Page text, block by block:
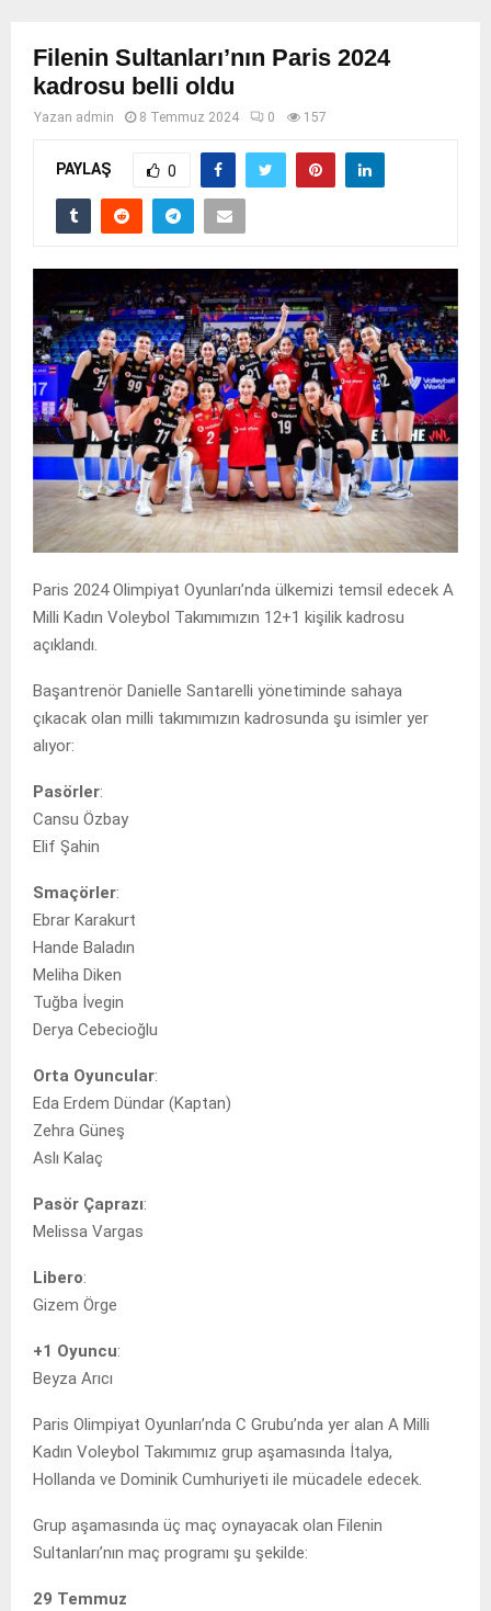
Filenin Sultanları’nın Paris 2024
kadrosu belli oldu
Yazan admin 8 Temmuz 2024 0 157
PAYLAŞ 0
Paris 2024 Olimpiyat Oyunları’nda ülkemizi temsil edecek A
Milli Kadın Voleybol Takımımızın 12+1 kişilik kadrosu
açıklandı.
Başantrenör Danielle Santarelli yönetiminde sahaya
çıkacak olan milli takımımızın kadrosunda şu isimler yer
alıyor:
Pasörler:
Cansu Özbay
Elif Şahin
Smaçörler:
Ebrar Karakurt
Hande Baladın
Meliha Diken
Tuğba İvegin
Derya Cebecioğlu
Orta Oyuncular:
Eda Erdem Dündar (Kaptan)
Zehra Güneş
Aslı Kalaç
Pasör Çaprazı:
Melissa Vargas
Libero:
Gizem Örge
+1 Oyuncu:
Beyza Arıcı
Paris Olimpiyat Oyunları’nda C Grubu’nda yer alan A Milli
Kadın Voleybol Takımımız grup aşamasında İtalya,
Hollanda ve Dominik Cumhuriyeti ile mücadele edecek.
Grup aşamasında üç maç oynayacak olan Filenin
Sultanları’nın maç programı şu şekilde:
29 Temmuz